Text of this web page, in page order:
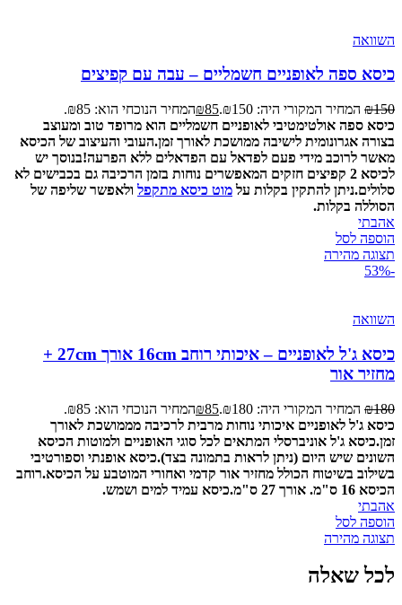
השוואה
כיסא ספה לאופניים חשמליים – עבה עם קפיצים
₪150 המחיר המקורי היה: ₪150. ₪85
המחיר הנוכחי הוא: ₪85.
כיסא ספה אולטימטיבי לאופניים חשמליים הוא מרופד טוב ומעוצב
בצורה אגרונומית לישיבה ממושכת לאורך זמן.העובי והעיצוב של הכיסא
מאשר לרוכב מידי פעם לפדאל עם הפדאלים ללא הפרעה!בנוסך יש
לכיסא 2 קפיצים חזקים המאפשרים נוחות בזמן הרכיבה גם בכבישים לא
סלולים.ניתן להתקין בקלות על מוט כיסא מתקפל ולאפשר שליפה של
הסוללה בקלות.
אהבתי
הוספה לסל
תצוגה מהירה
-53%
השוואה
כיסא ג'ל לאופניים – איכותי רוחב 16cm אורך 27cm +
מחזיר אור
₪180 המחיר המקורי היה: ₪180. ₪85
המחיר הנוכחי הוא: ₪85.
כיסא ג'ל לאופניים איכותי נוחות מרבית לרכיבה מממושכת לאורך
זמן.כיסא ג'ל אוניברסלי המתאים לכל סוגי האופניים ולמוטות הכיסא
השונים שיש היום (ניתן לראות בתמונה בצד).כיסא אופנתי וספורטיבי
בשילוב בשיטוח הכולל מחזיר אור קדמי ואחורי המוטבע על הכיסא.רוחב
הכיסא 16 ס"מ. אורך 27 ס"מ.
כיסא עמיד למים ושמש.
אהבתי
הוספה לסל
תצוגה מהירה
לכל שאלה